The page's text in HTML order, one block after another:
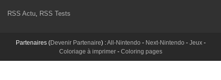
RSS Actu, RSS Tests
Partenaires (Devenir Partenaire) :All-Nintendo - Next-Nintendo - Jeux-
Coloriage à imprimer- Coloring pages